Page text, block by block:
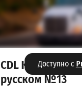
Доступно с
CDL Knowledge
русском №13